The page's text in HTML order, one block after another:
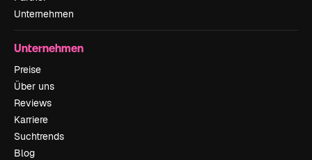
Unternehmen
Unternehmen
Preise
Über uns
Reviews
Karriere
Suchtrends
Blog